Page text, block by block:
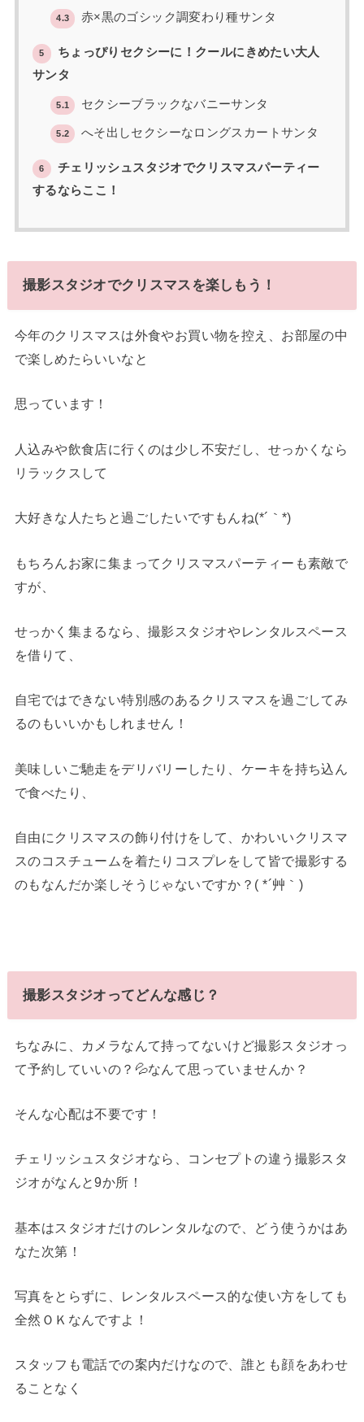
4.3 赤×黒のゴシック調変わり種サンタ
5
ちょっぴりセクシーに！クールにきめたい大人
サンタ
5.1 セクシーブラックなバニーサンタ
5.2 へそ出しセクシーなロングスカートサンタ
6
チェリッシュスタジオでクリスマスパーティー
するならここ！
撮影スタジオでクリスマスを楽しもう！
今年のクリスマスは外食やお買い物を控え、お部屋の中
で楽しめたらいいなと
思っています！
人込みや飲食店に行くのは少し不安だし、せっかくなら
リラックスして
大好きな人たちと過ごしたいですもんね(*´｀*)
もちろんお家に集まってクリスマスパーティーも素敵で
すが、
せっかく集まるなら、撮影スタジオやレンタルスペース
を借りて、
自宅ではできない特別感のあるクリスマスを過ごしてみ
るのもいいかもしれません！
美味しいご馳走をデリバリーしたり、ケーキを持ち込ん
で食べたり、
自由にクリスマスの飾り付けをして、かわいいクリスマ
スのコスチュームを着たりコスプレをして皆で撮影する
のもなんだか楽しそうじゃないですか？( *´艸｀)
撮影スタジオってどんな感じ？
ちなみに、カメラなんて持ってないけど撮影スタジオっ
て予約していいの？💦なんて思っていませんか？
そんな心配は不要です！
チェリッシュスタジオなら、コンセプトの違う撮影スタ
ジオがなんと9か所！
基本はスタジオだけのレンタルなので、どう使うかはあ
なた次第！
写真をとらずに、レンタルスペース的な使い方をしても
全然ＯＫなんですよ！
スタッフも電話での案内だけなので、誰とも顔をあわせ
ることなく